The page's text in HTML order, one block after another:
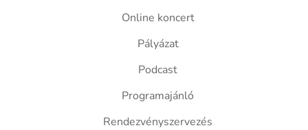
Online koncert
Pályázat
Podcast
Programajánló
Rendezvényszervezés